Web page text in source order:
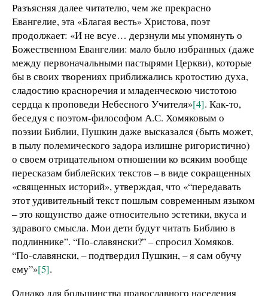
Разъясняя далее читателю, чем же прекрасно
Евангелие, эта «Благая весть» Христова, поэт
продолжает: «И не всуе… дерзнули мы упомянуть о
Божественном Евангелии: мало было избранных (даже
между первоначальными пастырями Церкви), которые
бы в своих творениях приближались кротостию духа,
сладостию красноречия и младенческою чистотою
сердца к проповеди Небесного Учителя»[4]. Как-то,
беседуя с поэтом-философом А.С. Хомяковым о
поэзии Библии, Пушкин даже высказался (быть может,
в пылу полемического задора излишне ригористично)
о своем отрицательном отношении ко всяким вообще
пересказам библейских текстов – в виде сокращенных
«священных историй», утверждая, что «“передавать
этот удивительный текст пошлым современным языком
– это кощунство даже относительно эстетики, вкуса и
здравого смысла. Мои дети будут читать Библию в
подлиннике”. “По-славянски?” – спросил Хомяков.
“По-славянски, – подтвердил Пушкин, – я сам обучу
ему”»[5].
Однако для большинства православного населения